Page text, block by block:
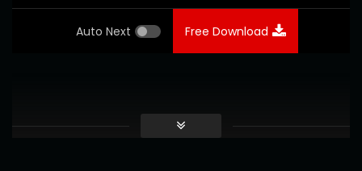
Auto Next Free Download